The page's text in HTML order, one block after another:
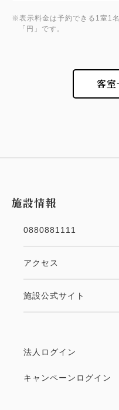
※表示料金は予約できる1室1
「円」です。
客室
施設情報
0880881111
アクセス
施設公式サイト
法人ログイン
キャンペーンログイン